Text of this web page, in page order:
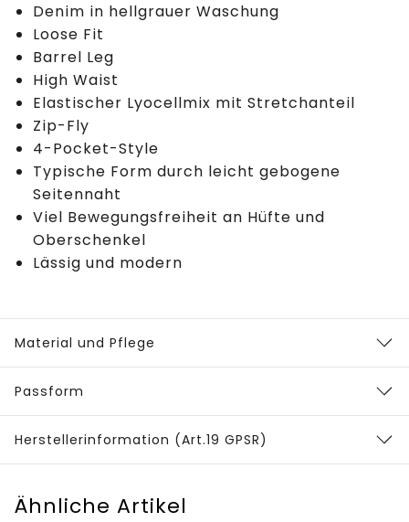
Denim in hellgrauer Waschung
Loose Fit
Barrel Leg
High Waist
Elastischer Lyocellmix mit Stretchanteil
Zip-Fly
4-Pocket-Style
Typische Form durch leicht gebogene
Seitennaht
Viel Bewegungsfreiheit an Hüfte und
Oberschenkel
Lässig und modern
Material und Pflege
Passform
Herstellerinformation (Art.19 GPSR)
Ähnliche Artikel